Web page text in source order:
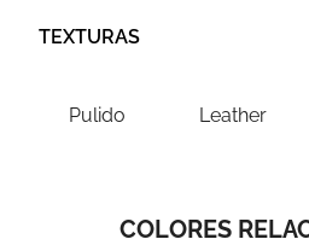
TEXTURAS
Pulido Leather
COLORES